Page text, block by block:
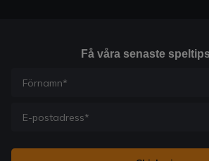
Få våra senaste